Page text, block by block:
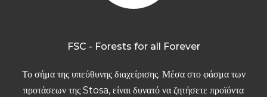
FSC - Forests for all Forever
Το σήμα της υπεύθυνης διαχείρισης. Μέσα στο φάσμα των
προτάσεων της Stosa, είναι δυνατό να ζητήσετε προϊόντα